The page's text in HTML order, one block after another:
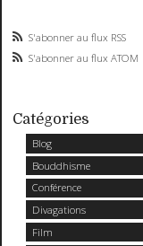
S'abonner au flux RSS
S'abonner au flux ATOM
Catégories
Blog
Bouddhisme
Conférence
Divagations
Film